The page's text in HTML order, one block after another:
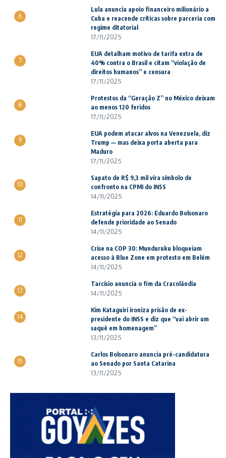
6
Lula anuncia apoio financeiro milionário a
Cuba e reacende críticas sobre parceria com
regime ditatorial
17/11/2025
7
EUA detalham motivo de tarifa extra de
40% contra o Brasil e citam “violação de
direitos humanos” e censura
17/11/2025
8
Protestos da “Geração Z” no México deixam
ao menos 120 feridos
17/11/2025
9
EUA podem atacar alvos na Venezuela, diz
Trump — mas deixa porta aberta para
Maduro
17/11/2025
10
Sapato de R$ 9,3 mil vira símbolo de
confronto na CPMI do INSS
14/11/2025
11
Estratégia para 2026: Eduardo Bolsonaro
defende prioridade ao Senado
14/11/2025
12
Crise na COP 30: Munduruku bloqueiam
acesso à Blue Zone em protesto em Belém
14/11/2025
13
Tarcísio anuncia o fim da Cracolândia
14/11/2025
14
Kim Kataguiri ironiza prisão de ex-
presidente do INSS e diz que “vai abrir um
saquê em homenagem”
13/11/2025
15
Carlos Bolsonaro anuncia pré-candidatura
ao Senado por Santa Catarina
13/11/2025